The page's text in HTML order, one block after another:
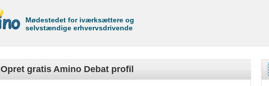
Mødestedet for iværksættere og
selvstændige erhvervsdrivende
Opret gratis Amino Debat profil